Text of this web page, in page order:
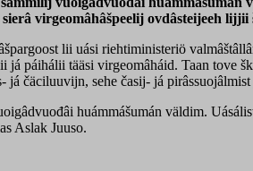
virgeomâhâšpeelij ovdâsteijeeh
lii uási riehtiministeriö
páihálii tääsi virgeomâháid. Taan tove
čäciluuvijn, sehe časij- já
huámmášumán väldim.
Aslak Juuso.